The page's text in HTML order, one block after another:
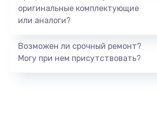
Замена батарейки BIOS
Заказать
оригинальные комплектующие
или аналоги?
Возможен ли срочный ремонт?
Могу при нем присутствовать?